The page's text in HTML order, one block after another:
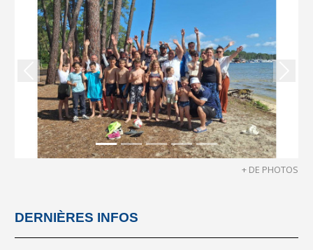
Précedent
+ DE PHOTOS
DERNIÈRES INFOS